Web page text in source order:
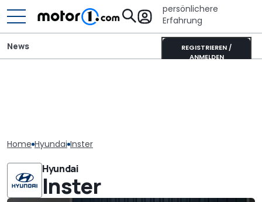
persönlichere
Erfahrung
REGISTRIEREN /
ANMELDEN
News
Home Hyundai Inster
Hyundai
Inster